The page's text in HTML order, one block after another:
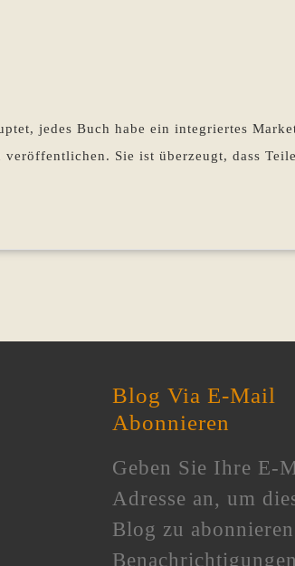
jedes Buch habe ein integriertes
Sie ist überzeugt, dass
Blog Via E-Mail
Abonnieren
Geben Sie Ihre E-
Adresse an, um
Blog zu